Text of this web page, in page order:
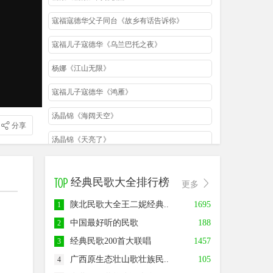
分享
寇福寇德华父子同台《故乡有话告诉你》
寇福儿子寇德华《乌兰巴托之夜》
杨娜《江山无限》
寇福儿子寇德华《鸿雁》
汤晶锦《海阔天空》
汤晶锦《天亮了》
张钰琪《我们的梦》
汤晶锦《酒干倘卖无》
汤晶锦《乌兰巴托的夜》
汤晶锦《灯塔》
更多
经典民歌大全排行榜
1695
1
陕北民歌大全王二妮经典..
188
2
中国最好听的民歌
1457
3
经典民歌200首大联唱
105
4
广西原生态壮山歌壮族民..